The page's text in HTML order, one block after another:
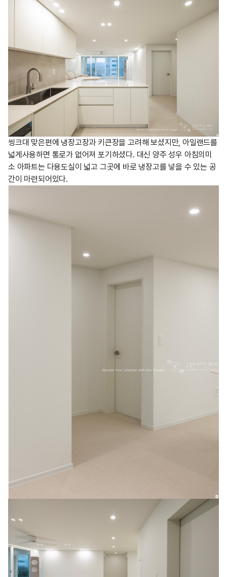
씽크대 맞은편에 냉장고장과 키큰장을 고려해 보셨지만, 아일랜드를
넓게사용하면 통로가 없어져 포기하셨다. 대신 양주 성우 아침의미
소 아파트는 다용도실이 넓고 그곳에 바로 냉장고를 넣을 수 있는 공
간이 마련되어있다.